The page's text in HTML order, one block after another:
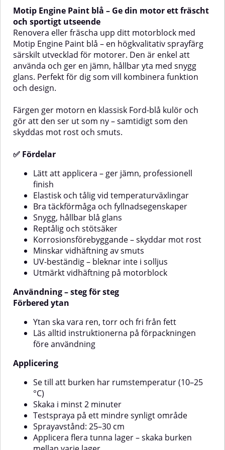
snygg glans. Det är ett perfekt val
för att både förbättra utseendet
och skydda motorblocket mot
rost och smuts.✅ FördelarEnkel
applicering med jämnt och
snyggt resultatElastisk – tål
temperaturväxlingar utan att
sprickaBra fyllnadsförmåga för
effektiv täckningStilren svart
kulör med hållbar glansReptålig
ytaKorrosionsförebyggande –
skyddar mot rostMinskar
vidhäftning av smutsUV-
beständig – bleks inte i
motorblockAnvändning – steg för
ytan är ren, torr och fri från
fettLäs noggrant instruktionerna
på förpackningen före
användningAppliceringLåt
burken nå rumstemperatur (10–
25 °C)Skaka i minst 2 minuterGör
ett testspray på ett mindre
områdeSprayavstånd: 25–30
cmApplicera flera tunna lager –
skaka sprayburken mellan varje
lager✅ Efter användningRengör
ventilen genom att vända
spraya i cirka 5 sekunderTorktid
beror på temperatur,
luftfuktighet och hur tjockt du
applicerat färgenMotip Engine
Paint Svart är ett smart val för dig
som vill kombinera hållbarhet,
skydd och ett snyggt resultat –
motordelarna ett uppdaterat
håller över tid. Samtidigt skyddas
ytan mot rost och smuts.✅
FördelarEnkel att applicera – ger
ett jämnt, professionellt
resultatElastisk och tålig mot
temperaturförändringarBra
ytaKorrosionsförebyggande –
skyddar mot rostMinskar
vidhäftning av smutsUV-
beständig – bleknar inte i
ren, torr och fri från fettLäs
noggrant innan
användningAppliceringLåt
sprayburken nå rumstemperatur
(10–25 °C)Skaka burken i minst 2
minuterGör ett testspray på ett
dolt områdeSprayavstånd: cirka
25–30 cmApplicera flera tunna
lager – skaka burken mellan varje
applicering✅ Efter
användningRengör ventilen
ner och spraya i cirka 5
mängden färgMotip Engine Paint
Volvo Röd är det perfekta valet
för dig som vill kombinera en
Motip Engine Paint blå – Ge din motor ett fräscht
och sportigt utseende
Renovera eller fräscha upp ditt motorblock med
Motip Engine Paint blå – en högkvalitativ sprayfärg
särskilt utvecklad för motorer. Den är enkel att
använda och ger en jämn, hållbar yta med snygg
glans. Perfekt för dig som vill kombinera funktion
och design.
Färgen ger motorn en klassisk Ford-blå kulör och
gör att den ser ut som ny – samtidigt som den
skyddas mot rost och smuts.
✅ Fördelar
Lätt att applicera – ger jämn, professionell
finish
Elastisk och tålig vid temperaturväxlingar
Bra täckförmåga och fyllnadsegenskaper
Snygg, hållbar blå glans
Reptålig och stötsäker
Korrosionsförebyggande – skyddar mot rost
Minskar vidhäftning av smuts
UV-beständig – bleknar inte i solljus
Utmärkt vidhäftning på motorblock
Användning – steg för steg
Förbered ytan
Ytan ska vara ren, torr och fri från fett
Läs alltid instruktionerna på förpackningen
före användning
Applicering
Se till att burken har rumstemperatur (10–25
°C)
Skaka i minst 2 minuter
Testspraya på ett mindre synligt område
Sprayavstånd: 25–30 cm
Applicera flera tunna lager – skaka burken